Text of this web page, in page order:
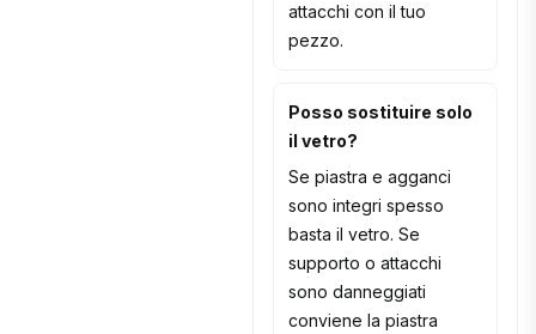
attacchi con il tuo
pezzo.
Posso sostituire solo
il vetro?
Se piastra e agganci
sono integri spesso
basta il vetro. Se
supporto o attacchi
sono danneggiati
conviene la piastra